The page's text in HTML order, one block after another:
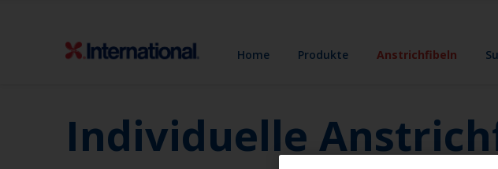
Home Produkte Anstrichfibeln
Individuelle